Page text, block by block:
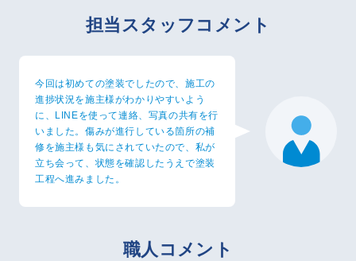
担当スタッフコメント
今回は初めての塗装でしたので、施工の
進捗状況を施主様がわかりやすいよう
に、LINEを使って連絡、写真の共有を行
いました。傷みが進行している箇所の補
修を施主様も気にされていたので、私が
立ち会って、状態を確認したうえで塗装
工程へ進みました。
職人コメント